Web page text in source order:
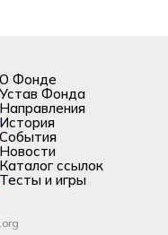
О Фонде
Устав Фонда
Направления
История
События
Новости
Каталог ссылок
Тесты и игры